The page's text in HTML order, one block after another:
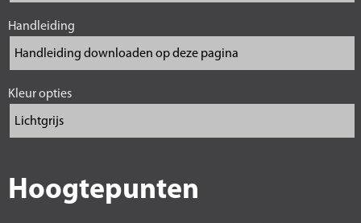
Handleiding
Kleur opties
Hoogtepunten